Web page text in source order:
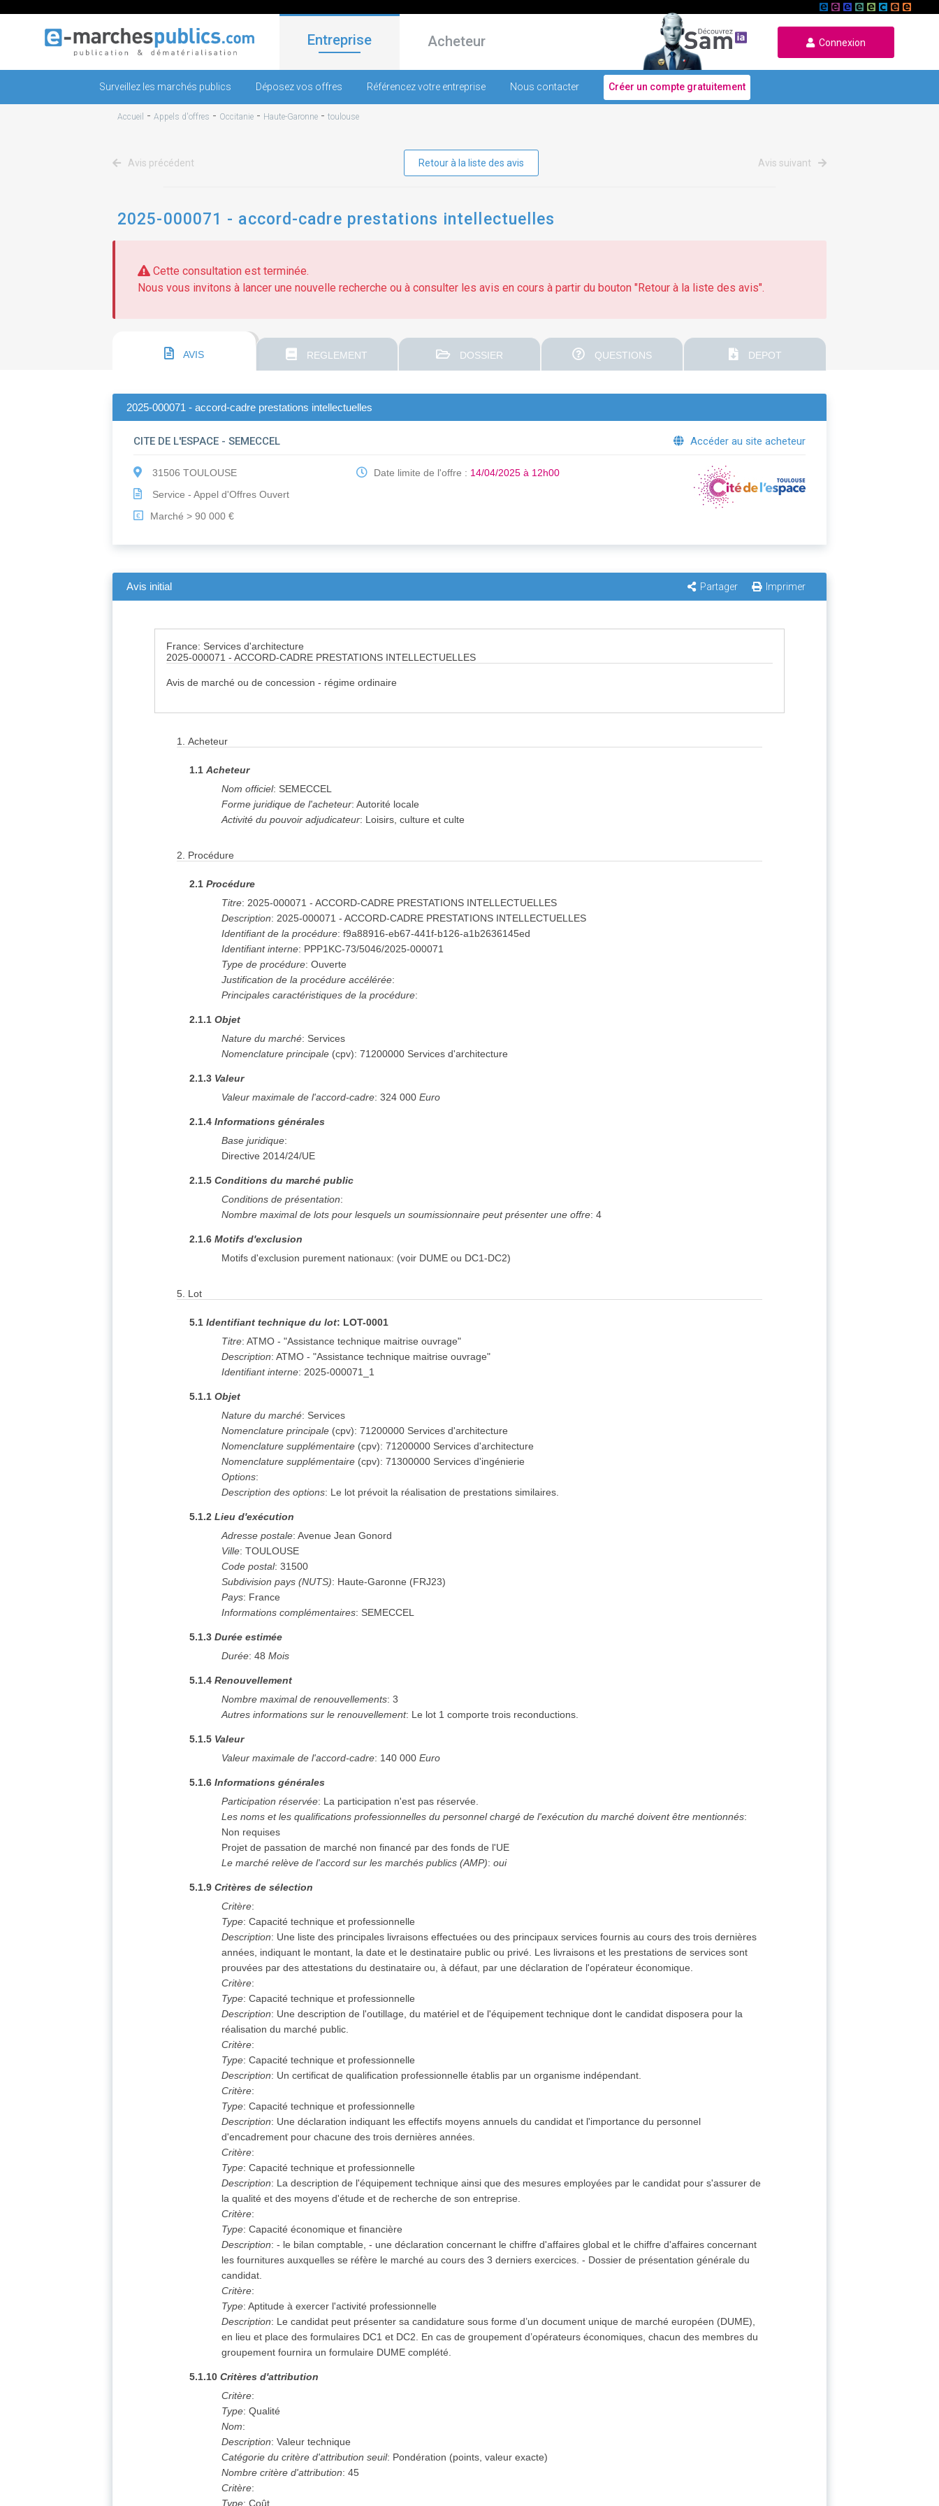
Entreprise Acheteur Connexion
Surveillez les marchés publics Déposez vos offres Référencez votre entreprise Nous contacter Créer un compte gratuitement
Accueil - Appels d'offres - Occitanie - Haute-Garonne - toulouse
Avis précédent Retour à la liste des avis Avis suivant
2025-000071 - accord-cadre prestations intellectuelles
Cette consultation est terminée.
Nous vous invitons à lancer une nouvelle recherche ou à consulter les avis en cours à partir du bouton "Retour à la liste des avis".
AVIS REGLEMENT DOSSIER QUESTIONS DEPOT
2025-000071 - accord-cadre prestations intellectuelles
CITE DE L'ESPACE - SEMECCEL Accéder au site acheteur
31506 TOULOUSE
Service - Appel d'Offres Ouvert
€ Marché > 90 000 €
Date limite de l'offre : 14/04/2025 à 12h00
Avis initial Partager Imprimer
France: Services d'architecture
2025-000071 - ACCORD-CADRE PRESTATIONS INTELLECTUELLES
Avis de marché ou de concession - régime ordinaire
1.Acheteur
1.1Acheteur
Nom officiel: SEMECCEL
Forme juridique de l'acheteur:Autorité locale
Activité du pouvoir adjudicateur: Loisirs, culture et culte
2. Procédure
2.1Procédure
Titre:2025-000071 - ACCORD-CADRE PRESTATIONS INTELLECTUELLES
Description:2025-000071 - ACCORD-CADRE PRESTATIONS INTELLECTUELLES
Identifiant de la procédure:f9a88916-eb67-441f-b126-a1b2636145ed
Identifiant interne: PPP1KC-73/5046/2025-000071
Type de procédure:Ouverte
Justification de la procédure accélérée:
Principales caractéristiques de la procédure:
2.1.1Objet
Nature du marché: Services
Nomenclature principale (cpv):71200000 Services d'architecture
2.1.3 Valeur
Valeur maximale de l'accord-cadre:324 000 Euro
2.1.4Informations générales
Base juridique:
Directive 2014/24/UE
2.1.5Conditions du marché public
Conditions de présentation:
Nombre maximal de lots pour lesquels un soumissionnaire peut présenter une offre:4
2.1.6Motifs d'exclusion
Motifs d'exclusion purement nationaux: (voir DUME ou DC1-DC2)
5. Lot
5.1Identifiant technique du lot: LOT-0001
Titre:ATMO - "Assistance technique maitrise ouvrage"
Description:ATMO - "Assistance technique maitrise ouvrage"
Identifiant interne:2025-000071_1
5.1.1Objet
Nature du marché: Services
Nomenclature principale (cpv):71200000 Services d'architecture
Nomenclature supplémentaire (cpv):71200000 Services d'architecture
Nomenclature supplémentaire (cpv):71300000 Services d'ingénierie
Options:
Description des options: Le lot prévoit la réalisation de prestations similaires.
5.1.2Lieu d'exécution
Adresse postale:Avenue Jean Gonord
Ville:TOULOUSE
Code postal:31500
Subdivision pays (NUTS): Haute-Garonne (FRJ23)
Pays: France
Informations complémentaires: SEMECCEL
5.1.3Durée estimée
Durée:48 Mois
5.1.4Renouvellement
Nombre maximal de renouvellements:3
Autres informations sur le renouvellement: Le lot 1 comporte trois reconductions.
5.1.5 Valeur
Valeur maximale de l'accord-cadre: 140 000 Euro
5.1.6Informations générales
Participation réservée: La participation n'est pas réservée.
Les noms et les qualifications professionnelles du personnel chargé de l'exécution du marché doivent être mentionnés:
Non requises
Projet de passation de marché non financé par des fonds de l'UE
Le marché relève de l'accord sur les marchés publics (AMP):oui
5.1.9Critères de sélection
Critère:
Type:Capacité technique et professionnelle
Description: Une liste des principales livraisons effectuées ou des principaux services fournis au cours des trois dernières
années, indiquant le montant, la date et le destinataire public ou privé. Les livraisons et les prestations de services sont
prouvées par des attestations du destinataire ou, à défaut, par une déclaration de l'opérateur économique.
Critère:
Type:Capacité technique et professionnelle
Description: Une description de l'outillage, du matériel et de l'équipement technique dont le candidat disposera pour la
réalisation du marché public.
Critère:
Type:Capacité technique et professionnelle
Description: Un certificat de qualification professionnelle établis par un organisme indépendant.
Critère:
Type:Capacité technique et professionnelle
Description: Une déclaration indiquant les effectifs moyens annuels du candidat et l'importance du personnel
d'encadrement pour chacune des trois dernières années.
Critère:
Type:Capacité technique et professionnelle
Description: La description de l'équipement technique ainsi que des mesures employées par le candidat pour s'assurer de
la qualité et des moyens d'étude et de recherche de son entreprise.
Critère:
Type:Capacité économique et financière
Description:- le bilan comptable, - une déclaration concernant le chiffre d'affaires global et le chiffre d'affaires concernant
les fournitures auxquelles se réfère le marché au cours des 3 derniers exercices. - Dossier de présentation générale du
candidat.
Critère:
Type:Aptitude à exercer l'activité professionnelle
Description: Le candidat peut présenter sa candidature sous forme d’un document unique de marché européen (DUME),
en lieu et place des formulaires DC1 et DC2. En cas de groupement d’opérateurs économiques, chacun des membres du
groupement fournira un formulaire DUME complété.
5.1.10Critères d'attribution
Critère:
Type:Qualité
Nom:
Description:Valeur technique
Catégorie du critère d'attribution seuil: Pondération (points, valeur exacte)
Nombre critère d'attribution:45
Critère:
Type:Coût
expand_more
2. Procédure
8. Organisations (2)expand_more